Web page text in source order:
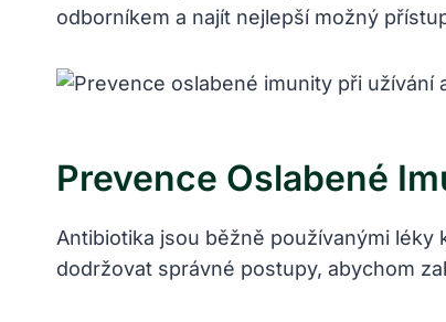
odborníkem a najít nejlepší možný
Prevence Oslabené
Antibiotika jsou běžně používanými
dodržovat správné postupy, abychom